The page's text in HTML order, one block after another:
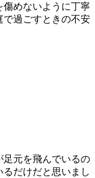
傷めないように丁寧
で過ごすときの不安
足元を飛んでいるの
だけだと思いまし